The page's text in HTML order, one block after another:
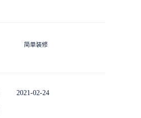
简单装修
2021-02-24